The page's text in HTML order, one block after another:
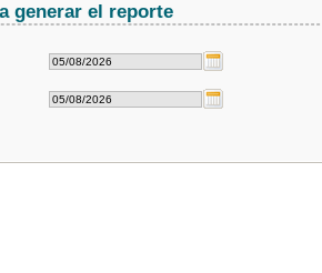
generar el reporte